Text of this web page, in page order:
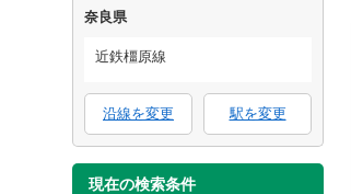
奈良県
近鉄橿原線
沿線を変更 駅を変更
現在の検索条件